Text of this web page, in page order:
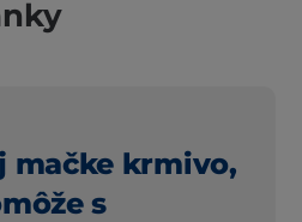
mačke krmivo,
s